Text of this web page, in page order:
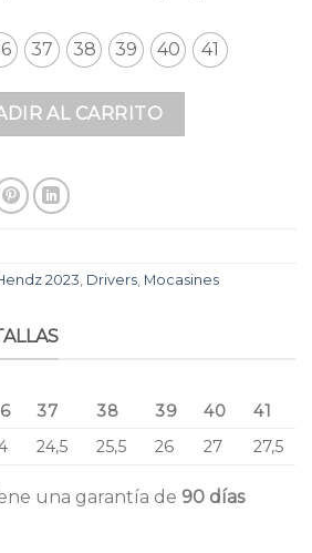
37 38 39 40 41
en Cuero Premium Oro Rosa
AL CARRITO
2023 Drivers Mocasines
37 38 39 40
41
24,5 25,5 26 27 27,5
una garantía de 90 días